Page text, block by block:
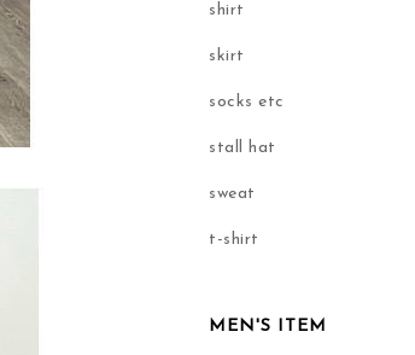
shirt
skirt
socks etc
stall hat
sweat
t-shirt
MEN'S ITEM